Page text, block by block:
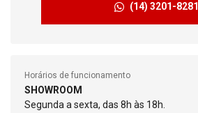
(14) 3201-8281
Horários de funcionamento
SHOWROOM
Segunda a sexta, das 8h às 18h.